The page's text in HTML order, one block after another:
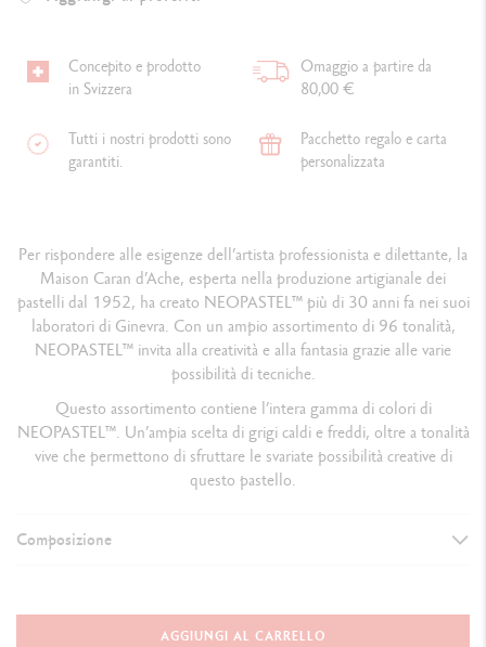
Concepito e prodotto
in Svizzera
Omaggio a partire da
80,00 €
Tutti i nostri prodotti sono
garantiti.
Pacchetto regalo e carta
personalizzata
Per rispondere alle esigenze dell’artista professionista e dilettante, la
Maison Caran d’Ache, esperta nella produzione artigianale dei
pastelli dal 1952, ha creato NEOPASTEL™ più di 30 anni fa nei suoi
laboratori di Ginevra. Con un ampio assortimento di 96 tonalità,
NEOPASTEL™ invita alla creatività e alla fantasia grazie alle varie
possibilità di tecniche.
Questo assortimento contiene l’intera gamma di colori di
NEOPASTEL™. Un’ampia scelta di grigi caldi e freddi, oltre a tonalità
vive che permettono di sfruttare le svariate possibilità creative di
questo pastello.
Composizione
AGGIUNGI AL CARRELLO